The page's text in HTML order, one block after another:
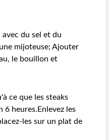
avec du sel et du
mijoteuse; Ajouter
le bouillon et
ce que les steaks
6 heures.Enlevez les
les sur un plat de